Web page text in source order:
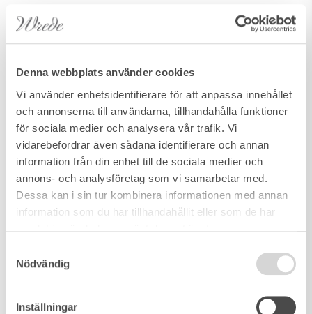
Denna webbplats använder cookies
Vi använder enhetsidentifierare för att anpassa innehållet
och annonserna till användarna, tillhandahålla funktioner
för sociala medier och analysera vår trafik. Vi
vidarebefordrar även sådana identifierare och annan
information från din enhet till de sociala medier och
annons- och analysföretag som vi samarbetar med.
Dessa kan i sin tur kombinera informationen med annan
information som du har tillhandahållit eller som de har
Nödvändig
Inställningar